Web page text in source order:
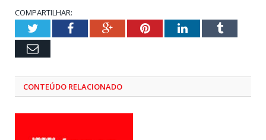
COMPARTILHAR:
TwitterFacebookGoogle+PinterestLinkedInTumblr
Email
CONTEÚDO RELACIONADO